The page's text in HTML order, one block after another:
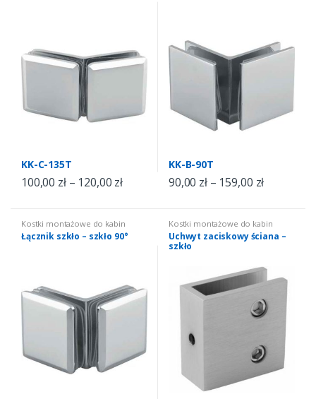
KK-C-135T
100,00 zł– 120,00 zł
KK-B-90T
90,00 zł– 159,00 zł
Kostki montażowe do kabin
Łącznik szkło – szkło 90°
Kostki montażowe do kabin
Uchwyt zaciskowy ściana –
szkło